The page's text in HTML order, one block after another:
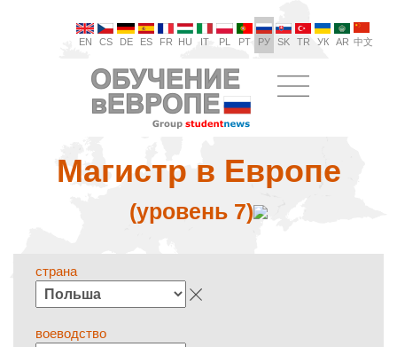
EN CS DE ES FR HU IT PL PT РУ SK TR УК AR 中文
Магистр в Европе
(уровень 7)
страна
воеводство